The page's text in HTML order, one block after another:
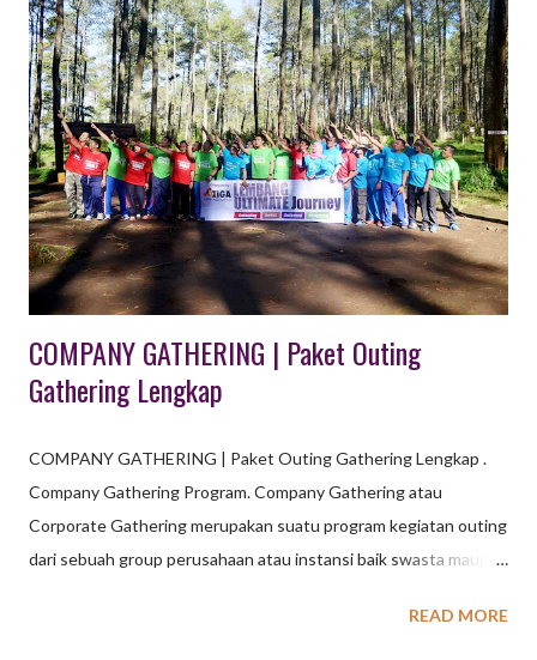
bisa dikunjungi di Kabupaten Karawang, Jawa Barat. Berikut
beberapa contoh tempat wisata di Karawang : Wisata Pantai di
Karawang : Pantai Tanjung Baru, Pantai Samudra Baru, Pantai
Pelangi, Pantai Pulau Putri. Wisata Air Terjun di Karawang :
Curug Cigentis, Curug Bandung Loji, Curug Cipanundaan.
Wisata Danau di karawang : Danau Cipule. Taman: New Marigold
Garden, Taman Hud-Hud Karawang, Kampung Turis Karawang.
Wisata Waterp...
COMPANY GATHERING | Paket Outing
Gathering Lengkap
COMPANY GATHERING | Paket Outing Gathering Lengkap .
Company Gathering Program. Company Gathering atau
Corporate Gathering merupakan suatu program kegiatan outing
dari sebuah group perusahaan atau instansi baik swasta maupun
karyawannya agar mencapai tujuan tertentu. COMPANY
READ MORE